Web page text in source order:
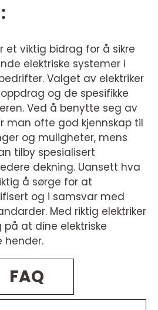
et viktig bidrag for å sikre
elektriske systemer i
Valget av elektriker
og de spesifikke
Ved å benytte seg av
man ofte god kjennskap til
og muligheter, mens
tilby spesialisert
dekning. Uansett hva
å sørge for at
og i samsvar med
Med riktig elektriker
at dine elektriske
hender.
FAQ